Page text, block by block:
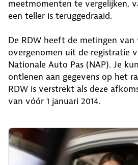
meetmomenten te vergelijken,
een teller is teruggedraaid.
De RDW heeft de metingen van
overgenomen uit de registratie
Nationale Auto Pas (NAP). Je
ontlenen aan gegevens op het
RDW is verstrekt als deze
van vóór 1 januari 2014.